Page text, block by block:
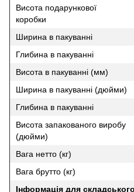
Висота подарункової
коробки
Ширина в пакуванні
Глибина в пакуванні
Висота в пакуванні (мм)
Ширина в пакуванні (дюйми)
Глибина в пакуванні
Висота запакованого виробу
(дюйми)
Вага нетто (кг)
Вага брутто (кг)
Інформація для